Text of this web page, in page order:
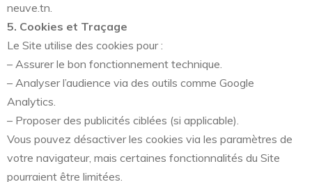
neuve.tn.
5. Cookies et Traçage
Le Site utilise des cookies pour :
– Assurer le bon fonctionnement technique.
– Analyser l’audience via des outils comme Google
Analytics.
– Proposer des publicités ciblées (si applicable).
Vous pouvez désactiver les cookies via les paramètres de
votre navigateur, mais certaines fonctionnalités du Site
pourraient être limitées.